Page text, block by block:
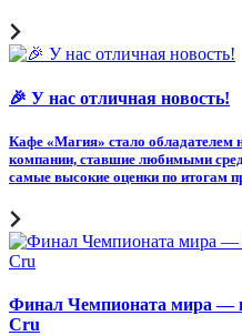
🎉 У нас отличная новость!
Кафе «Магия» стало обладателем
компании, ставшие любимыми
самые высокие оценки по итогам
Финал Чемпионата мира —
Cru